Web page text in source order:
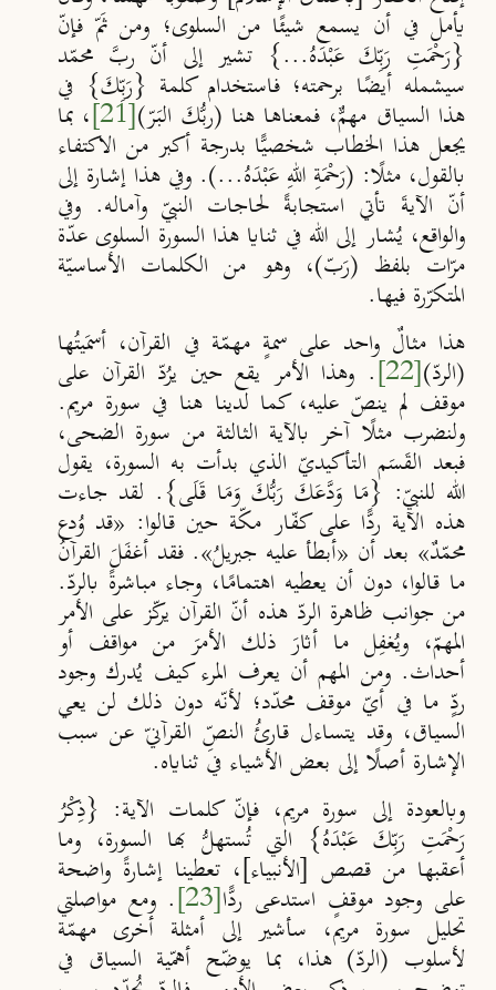
يأمل في أن يسمع شيئًا من السلوى؛ ومن ثَمّ فإنّ
{رَحْمَتِ رَبِّكَ عَبْدَهُ...} تشير إلى أنّ ربَّ محمّد
سيشمله أيضًا برحمته؛ فاستخدام كلمة {رَبِّكَ} في
هذا السياق مهمٌّ، فمعناها هنا (ربُّكَ البَرّ)[21] ، بما
يجعل هذا الخطاب شخصيًّا بدرجة أكبر من الاكتفاء
بالقول، مثلًا: (رَحْمَةِ اللهِ عَبْدَهُ...). وفي هذا إشارة إلى
أنّ الآيةَ تأتي استجابةً لحاجات النبيّ وآماله. وفي
والواقع، يُشار إلى الله في ثنايا هذا السورة السلوى عدّة
مرّات بلفظ (رَبّ)، وهو من الكلمات الأساسيّة
المتكرّرة فيها.
هذا مثالٌ واحد على سمةٍ مهمّة في القرآن، أسمَيتُها
(الردّ)[22] . وهذا الأمر يقع حين يرُدّ القرآن على
موقف لم ينصّ عليه، كما لدينا هنا في سورة مريم.
ولنضرب مثلًا آخر بالآية الثالثة من سورة الضحى،
فبعد القَسَم التأكيديّ الذي بدأت به السورة، يقول
الله للنبيّ: {مَا وَدَّعَكَ رَبُّكَ وَمَا قَلَى}. لقد جاءت
هذه الآية ردًّا على كفّار مكّة حين قالوا: «قد وُدع
محمّدٌ» بعد أن «أبطأ عليه جبريلُ». فقد أغفَلَ القرآنُ
ما قالوا، دون أن يعطيه اهتمامًا، وجاء مباشرةً بالردّ.
من جوانب ظاهرة الردّ هذه أنّ القرآن يركّز على الأمر
المهمّ، ويُغفِل ما أثارَ ذلك الأمرَ من مواقف أو
أحداث. ومن المهم أن يعرف المرء كيف يُدرك وجود
ردٍّ ما في أيّ موقف محدّد؛ لأنّه دون ذلك لن يعي
السياق، وقد يتساءل قارئُ النصِّ القرآنيّ عن سبب
الإشارة أصلًا إلى بعض الأشياء في ثناياه.
وبالعودة إلى سورة مريم، فإنّ كلمات الآية: {ذِكْرُ
رَحْمَتِ رَبِّكَ عَبْدَهُ} التي تُستهلُّ بها السورة، وما
أعقبها من قصص [الأنبياء]، تعطينا إشارةً واضحة
على وجود موقفٍ استدعى ردًّا[23] . ومع مواصلتي
تحليل سورة مريم، سأشير إلى أمثلة أخرى مهمّة
لأسلوب (الردّ) هذا، بما يوضّح أهمّية السياق في